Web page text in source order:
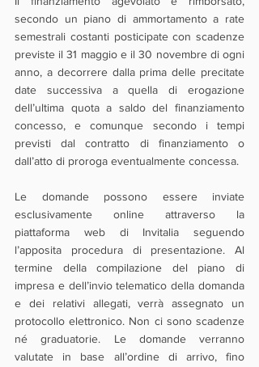
secondo un piano di ammortamento a rate
semestrali costanti posticipate con scadenze
previste il 31 maggio e il 30 novembre di ogni
anno, a decorrere dalla prima delle precitate
date successiva a quella di erogazione
dell’ultima quota a saldo del finanziamento
concesso, e comunque secondo i tempi
previsti dal contratto di finanziamento o
dall’atto di proroga eventualmente concessa.
Le domande possono essere inviate
esclusivamente online attraverso la
piattaforma web di Invitalia seguendo
l’apposita procedura di presentazione. Al
termine della compilazione del piano di
impresa e dell’invio telematico della domanda
e dei relativi allegati, verrà assegnato un
protocollo elettronico. Non ci sono scadenze
né graduatorie. Le domande verranno
valutate in base all’ordine di arrivo, fino